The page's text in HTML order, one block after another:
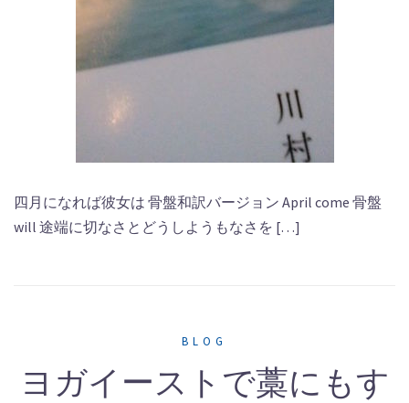
四月になれば彼女は 骨盤和訳バージョン April come 骨盤
will 途端に切なさとどうしようもなさを […]
BLOG
ヨガイーストで藁にもす